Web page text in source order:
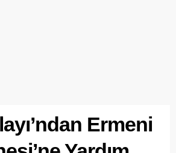
Ermeni